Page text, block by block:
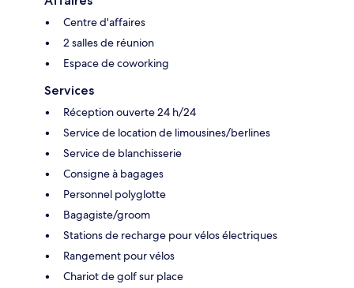
Centre d'affaires
2 salles de réunion
Espace de coworking
Services
Réception ouverte 24 h/24
Service de location de limousines/berlines
Service de blanchisserie
Consigne à bagages
Personnel polyglotte
Bagagiste/groom
Stations de recharge pour vélos électriques
Rangement pour vélos
Chariot de golf sur place